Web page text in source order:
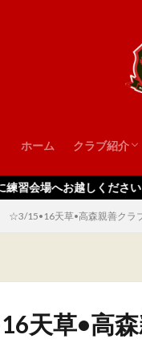
ホーム クラブ紹介
スタッフ
越しください
☆3/15•16天草•高森親善クラ
天草•高